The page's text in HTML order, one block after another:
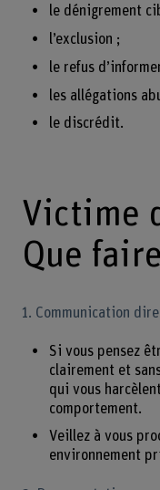
le dénigrement
l’exclusion ;
le refus
les allégations
le discrédit.
Victime
Que
1. Communication
Si vous pensez
clairement et
qui vous
comportement.
Veillez à vous
environnement